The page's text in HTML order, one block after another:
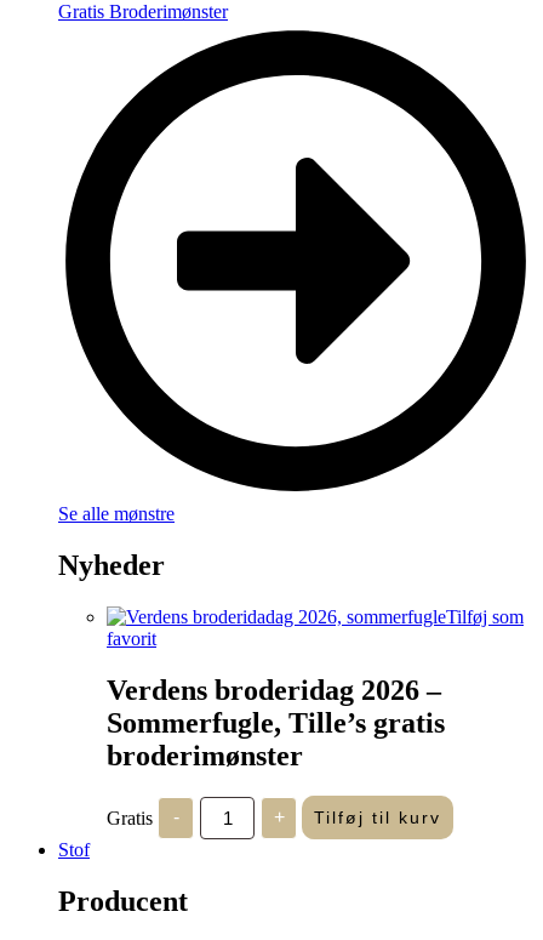
Gratis Broderimønster
Se alle mønstre
Nyheder
Tilføj som
favorit
Verdens broderidag 2026 –
Sommerfugle, Tille’s gratis
broderimønster
Gratis -
Verdens
broderidag
2026
+ Tilføj til kurv
Stof
Producent